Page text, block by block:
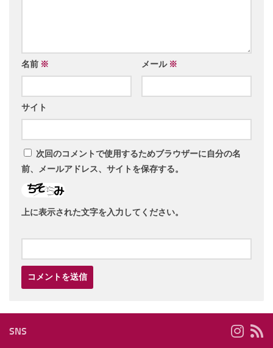
名前 ※ メール ※
サイト
次回のコメントで使用するためブラウザーに自分の名
前、メールアドレス、サイトを保存する。
上に表示された文字を入力してください。
SNS